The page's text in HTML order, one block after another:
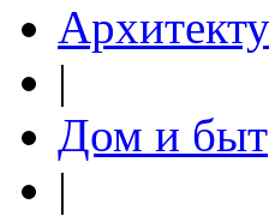
|
Дом и быт
|